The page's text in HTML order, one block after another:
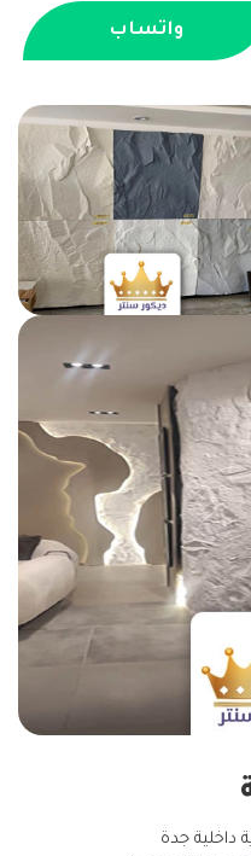
واتساب
داخلية جدة